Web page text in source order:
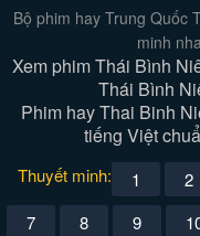
Bộ phim hay Trung Quốc
minh
Xem phim Thái Bình
Thái Bình
Phim hay Thai Binh
tiếng Việt
Thuyết minh: 1 2
7
8 9